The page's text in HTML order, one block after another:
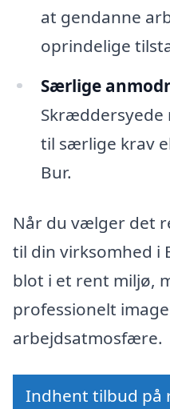
at gendanne
oprindelige
Særlige
til særlige krav
Bur.
Når du vælger det
til din virksomhed i
blot i et rent miljø,
professionelt
arbejdsatmosfære.
Indhent tilbud på